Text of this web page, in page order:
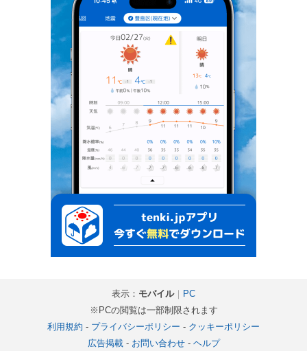
表示： モバイル｜ PC
※PCの閲覧は一部制限されます
利用規約 - プライバシーポリシー - クッキーポリシー
広告掲載- お問い合わせ- ヘルプ